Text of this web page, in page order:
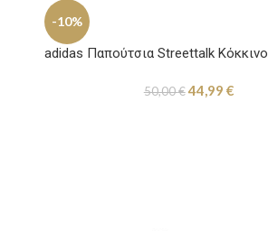
-10%
adidas Παπούτσια Streettalk Κόκκινο
50,00€44,99 €